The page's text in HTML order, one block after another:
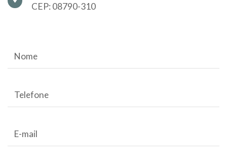
CEP: 08790-310